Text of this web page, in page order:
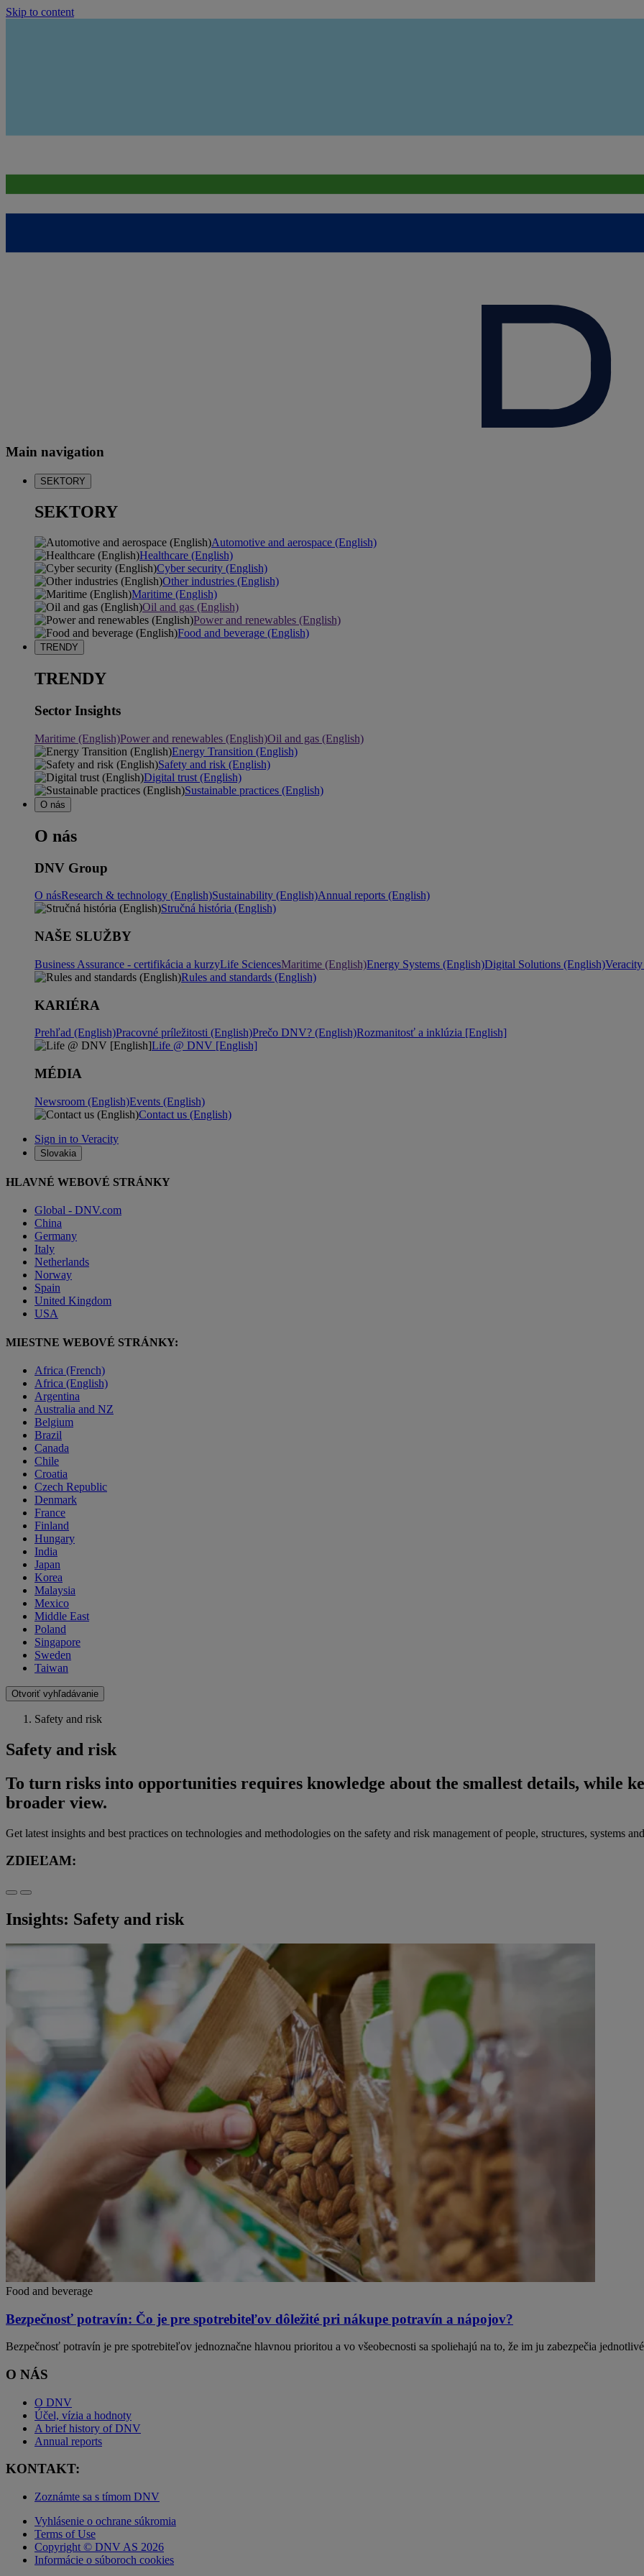
Skip to content
Main navigation
SEKTORY
SEKTORY
Automotive and aerospace (English)
Healthcare (English)
Cyber security (English)
Other industries (English)
Maritime (English)
Oil and gas (English)
Power and renewables (English)
Food and beverage (English)
TRENDY
TRENDY
Sector Insights
Maritime (English)Power and renewables (English)Oil and gas (English)
Energy Transition (English)
Safety and risk (English)
Digital trust (English)
Sustainable practices (English)
O nás
O nás
DNV Group
O násResearch & technology (English)Sustainability (English)Annual reports (English)
Stručná história (English)
NAŠE SLUŽBY
Business Assurance - certifikácia a kurzyLife SciencesMaritime (English)Energy Systems (English)Digital Solutions (English)
Rules and standards (English)
KARIÉRA
Prehľad (English)Pracovné príležitosti (English)Prečo DNV? (English)Rozmanitosť a inklúzia [English]
Life @ DNV [English]
MÉDIA
Newsroom (English)Events (English)
Contact us (English)
Sign in to Veracity
Slovakia
HLAVNÉ WEBOVÉ STRÁNKY
Global - DNV.com
China
Germany
Italy
Netherlands
Norway
Spain
United Kingdom
USA
MIESTNE WEBOVÉ STRÁNKY:
Africa (French)
Africa (English)
Argentina
Australia and NZ
Belgium
Brazil
Canada
Chile
Croatia
Czech Republic
Denmark
France
Finland
Hungary
India
Japan
Korea
Malaysia
Mexico
Middle East
Poland
Singapore
Sweden
Taiwan
Otvoriť vyhľadávanie
Safety and risk
Safety and risk
To turn risks into opportunities requires knowledge about the smallest details, while
broader view.
Get latest insights and best practices on technologies and methodologies on the safety and risk management of people, structures, systems
ZDIEĽAM:
Insights: Safety and risk
Food and beverage
Bezpečnosť potravín: Čo je pre spotrebiteľov dôležité pri nákupe potravín a nápojov?
Bezpečnosť potravín je pre spotrebiteľov jednoznačne hlavnou prioritou a vo všeobecnosti sa spoliehajú na to, že im ju zabezpečia
O NÁS
O DNV
Účel, vízia a hodnoty
A brief history of DNV
Annual reports
KONTAKT:
Zoznámte sa s tímom DNV
Vyhlásenie o ochrane súkromia
Terms of Use
Copyright © DNV AS 2026
Informácie o súboroch cookies